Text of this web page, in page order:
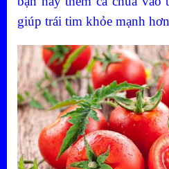
giúp trái tim khỏe mạnh